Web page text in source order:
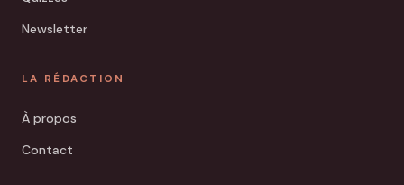
Newsletter
LA RÉDACTION
À propos
Contact